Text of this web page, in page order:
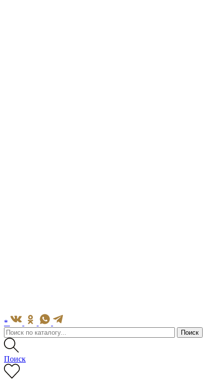
*
Поиск